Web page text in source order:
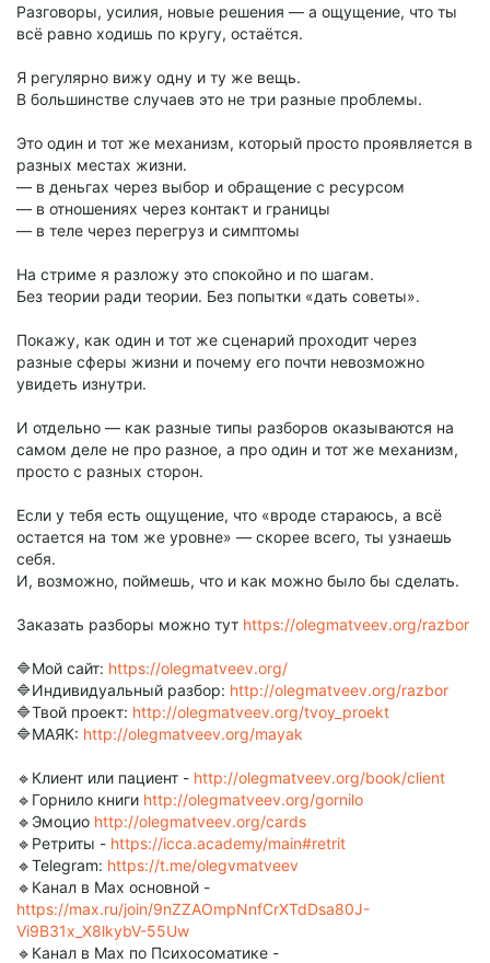
Разговоры, усилия, новые решения — а ощущение, что ты
всё равно ходишь по кругу, остаётся.
Я регулярно вижу одну и ту же вещь.
В большинстве случаев это не три разные проблемы.
Это один и тот же механизм, который просто проявляется в
разных местах жизни.
— в деньгах через выбор и обращение с ресурсом
— в отношениях через контакт и границы
— в теле через перегруз и симптомы
На стриме я разложу это спокойно и по шагам.
Без теории ради теории. Без попытки «дать советы».
Покажу, как один и тот же сценарий проходит через
разные сферы жизни и почему его почти невозможно
увидеть изнутри.
И отдельно — как разные типы разборов оказываются на
самом деле не про разное, а про один и тот же механизм,
просто с разных сторон.
Если у тебя есть ощущение, что «вроде стараюсь, а всё
остается на том же уровне» — скорее всего, ты узнаешь
себя.
И, возможно, поймешь, что и как можно было бы сделать.
Заказать разборы можно тут https://olegmatveev.org/razbor
🔷Мой сайт: https://olegmatveev.org/
🔷Индивидуальный разбор: http://olegmatveev.org/razbor
🔷Твой проект: http://olegmatveev.org/tvoy_proekt
🔷МАЯК: http://olegmatveev.org/mayak
🔹Клиент или пациент - http://olegmatveev.org/book/client
🔹Горнило книги http://olegmatveev.org/gornilo
🔹Эмоцио http://olegmatveev.org/cards
🔹Ретриты - https://icca.academy/main#retrit
🔹Telegram: https://t.me/olegvmatveev
🔹Канал в Max основной -
https://max.ru/join/9nZZAOmpNnfCrXTdDsa80J-
Vi9B31x_X8lkybV-55Uw
🔹Канал в Max по Психосоматике -